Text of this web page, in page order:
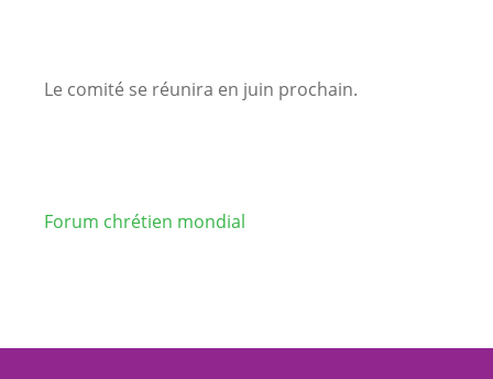
Le comité se réunira en juin prochain.
Forum chrétien mondial